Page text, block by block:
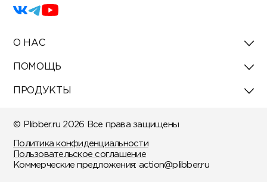
О НАС
ПОМОЩЬ
ПРОДУКТЫ
© Plibber.ru 2026 Все права защищены
Политика конфиденциальности
Пользовательское соглашение
Коммерческие предложения: action@plibber.ru